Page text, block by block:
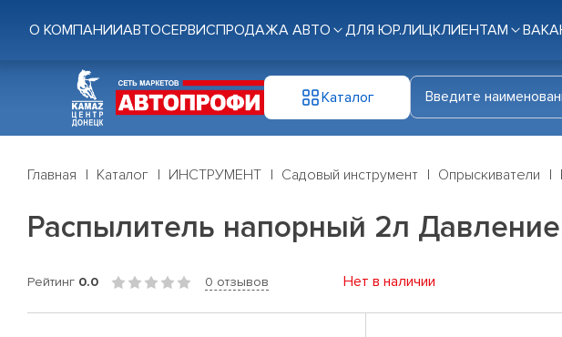
О КОМПАНИИАВТОСЕРВИСПРОДАЖА АВТО ДЛЯ ЮР.ЛИЦКЛИЕНТАМ
Каталог
Главная Каталог ИНСТРУМЕНТ Садовый инструмент Опрыскиватели
Распылитель напорный 2л
Рейтинг 0.0 0 отзывов Нет в наличии